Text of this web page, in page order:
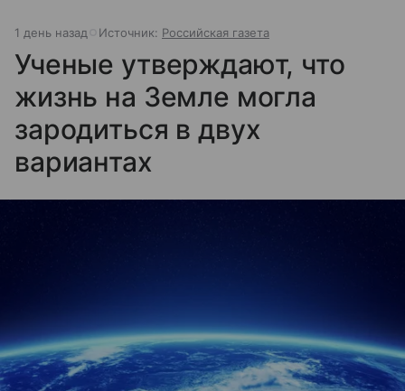
1 день назад Источник: Российская газета
Ученые утверждают, что
жизнь на Земле могла
зародиться в двух
вариантах